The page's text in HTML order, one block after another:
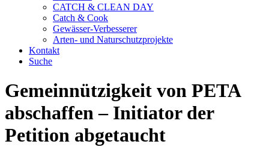
CATCH & CLEAN DAY
Catch & Cook
Gewässer-Verbesserer
Arten- und Naturschutzprojekte
Kontakt
Suche
Gemeinnützigkeit von PETA
abschaffen – Initiator der
Petition abgetaucht